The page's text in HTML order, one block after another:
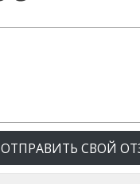
ОТПРАВИТЬ СВОЙ